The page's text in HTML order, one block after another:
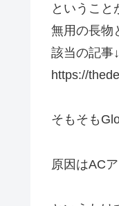
ということ
無用の長物
該当の記事↓
https://
そもそも
原因はAC